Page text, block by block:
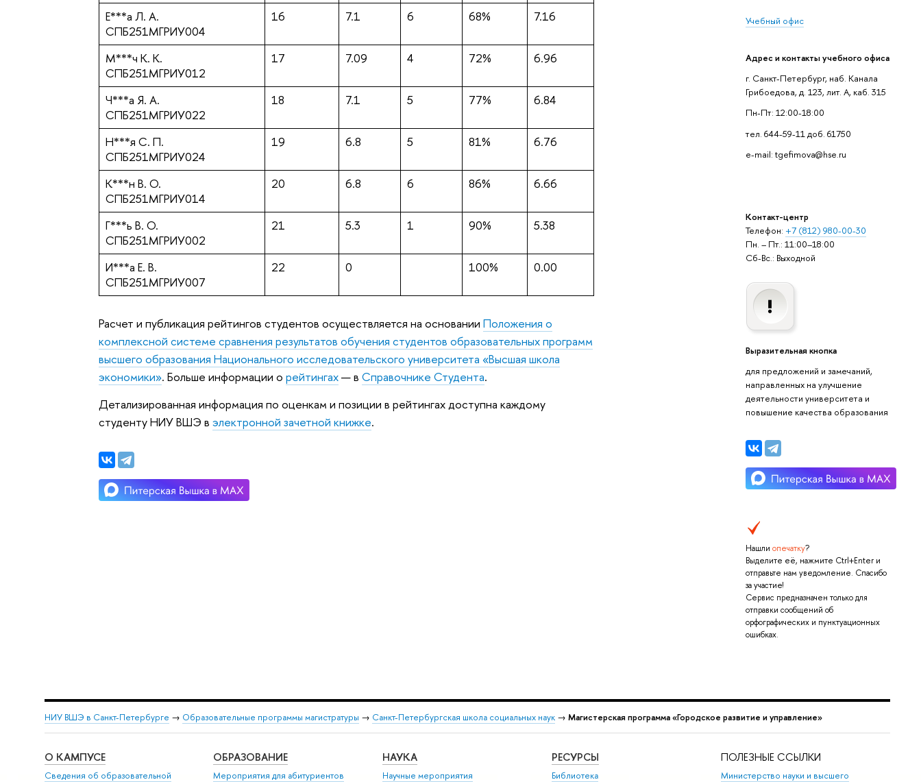
Учебный офис
Адрес и контакты учебного офиса
г. Санкт-Петербург, наб. Канала
Грибоедова, д. 123, лит. А, каб. 315
Пн-Пт: 12:00-18:00
тел. 644-59-11 доб. 61750
e-mail: tgefimova@hse.ru
Контакт-центр
Телефон: +7 (812) 980-00-30
Пн. – Пт.: 11:00–18:00
Сб-Вс.: Выходной
Выразительная кнопка
для предложений и замечаний,
направленных на улучшение
деятельности университета и
повышение качества образования
Нашли опечатку?
Выделите её, нажмите Ctrl+Enter и
отправьте нам уведомление. Спасибо
за участие!
Сервис предназначен только для
отправки сообщений об
орфографических и пунктуационных
ошибках.
Е***а Л. А.
СПБ251МГРИУ004
16 7.1 6 68% 7.16
М***ч К. К.
СПБ251МГРИУ012
17 7.09 4 72% 6.96
Ч***а Я. А.
СПБ251МГРИУ022
18 7.1 5 77% 6.84
Н***я С. П.
СПБ251МГРИУ024
19 6.8 5 81% 6.76
К***н В. О.
СПБ251МГРИУ014
20 6.8 6 86% 6.66
Г***ь В. О.
СПБ251МГРИУ002
21 5.3 1 90% 5.38
И***а Е. В.
СПБ251МГРИУ007
22 0 100% 0.00
Расчет и публикация рейтингов студентов осуществляется на основанииПоложения о
комплексной системе сравнения результатов обучения студентов образовательных программ
высшего образования Национального исследовательского университета «Высшая школа
экономики». Больше информации орейтингах— вСправочнике Студента.
Детализированная информация по оценкам и позиции в рейтингах доступна каждому
студенту НИУ ВШЭ вэлектронной зачетной книжке.
НИУ ВШЭ в Санкт-Петербурге → Образовательные программы магистратуры → Санкт-Петербургская школа социальных наук→ Магистерская программа «Городское развитие и управление»
О КАМПУСЕ
Сведения об образовательной
ОБРАЗОВАНИЕ
Мероприятия для абитуриентов
НАУКА
Научные мероприятия
РЕСУРСЫ
Библиотека
ПОЛЕЗНЫЕ ССЫЛКИ
Министерство науки и высшего